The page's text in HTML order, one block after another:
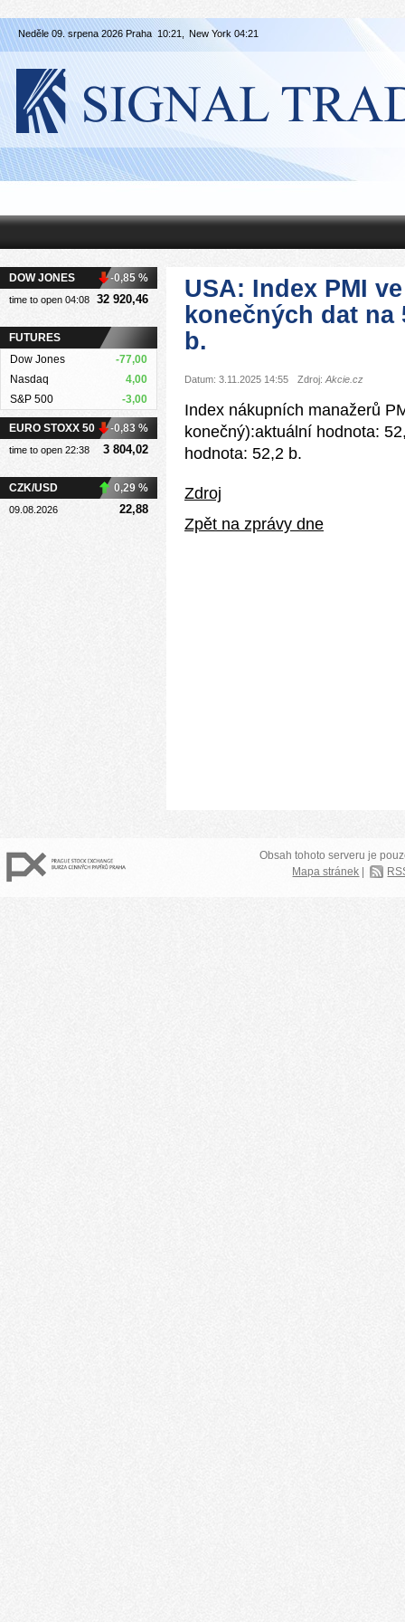
USA: Index PMI
konečných dat na
b.
Datum: 3.11.2025 14:55 Zdroj: Akcie.cz
Index nákupních manažerů
konečný):aktuální hodnota:
hodnota: 52,2 b.
Zdroj
Zpět na zprávy dne
DOW JONES -0,85 %
time to open 04:08 32 920,46
FUTURES
Dow Jones
-77,00
Nasdaq
4,00
S&P 500
-3,00
EURO STOXX 50 -0,83 %
time to open 22:38 3 804,02
CZK/USD 0,29 %
09.08.2026 22,88
Obsah tohoto serveru je
Mapa stránek
Neděle 09. srpena 2026 Praha 10:21, New York 04:21